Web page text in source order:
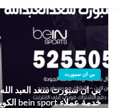
بي ان سبورت
خدمة عملاء bein sport الكويت